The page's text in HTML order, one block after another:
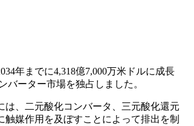
年までに4,318億7,000万米ドルに成長
バーター市場を独占しました。
、二元酸化コンバータ、三元酸化還元
媒作用を及ぼすことによって排出を制